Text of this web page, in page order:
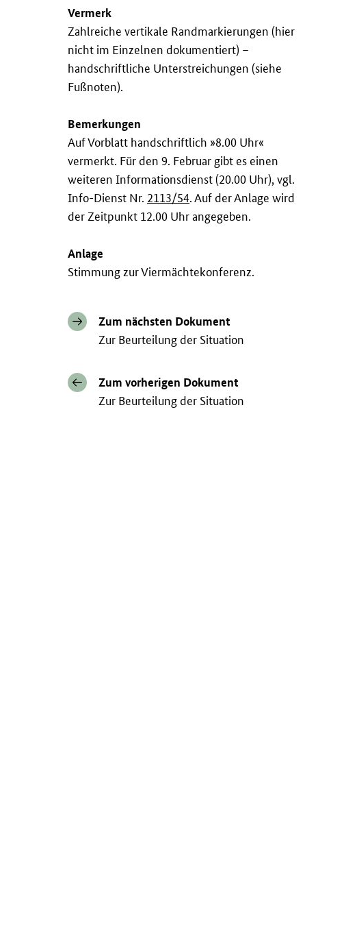
Vermerk
Zahlreiche vertikale Randmarkierungen (hier
nicht im Einzelnen dokumentiert) –
handschriftliche Unterstreichungen (siehe
Fußnoten).
Bemerkungen
Auf Vorblatt handschriftlich »8.00 Uhr«
vermerkt. Für den 9. Februar gibt es einen
weiteren Informationsdienst (20.00 Uhr), vgl.
Info-Dienst Nr. 2113/54. Auf der Anlage wird
der Zeitpunkt 12.00 Uhr angegeben.
Anlage
Stimmung zur Viermächtekonferenz.
Zum nächsten Dokument
Zur Beurteilung der Situation
Zum vorherigen Dokument
Zur Beurteilung der Situation